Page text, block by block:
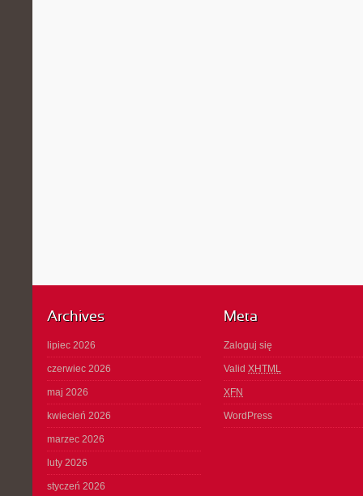
Archives
lipiec 2026
czerwiec 2026
maj 2026
kwiecień 2026
marzec 2026
luty 2026
styczeń 2026
Meta
Zaloguj się
Valid XHTML
XFN
WordPress